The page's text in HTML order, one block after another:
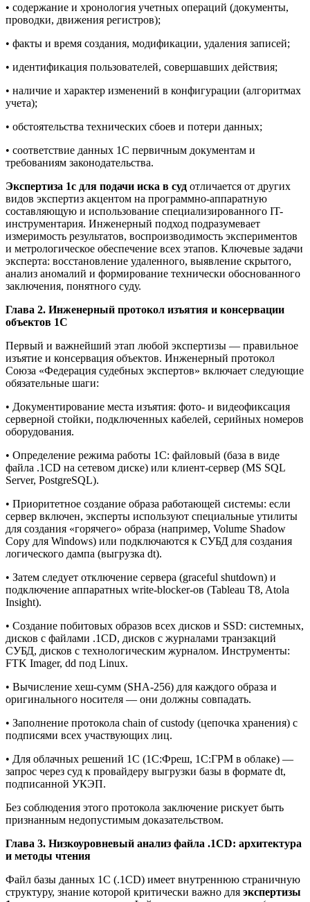
• содержание и хронология учетных операций (документы,
проводки, движения регистров);
• факты и время создания, модификации, удаления записей;
• идентификация пользователей, совершавших действия;
• наличие и характер изменений в конфигурации (алгоритмах
учета);
• обстоятельства технических сбоев и потери данных;
• соответствие данных 1С первичным документам и
требованиям законодательства.
Экспертиза 1с для подачи иска в суд отличается от других
видов экспертиз акцентом на программно-аппаратную
составляющую и использование специализированного IT-
инструментария. Инженерный подход подразумевает
измеримость результатов, воспроизводимость экспериментов
и метрологическое обеспечение всех этапов. Ключевые задачи
эксперта: восстановление удаленного, выявление скрытого,
анализ аномалий и формирование технически обоснованного
заключения, понятного суду.
Глава 2. Инженерный протокол изъятия и консервации
объектов 1С
Первый и важнейший этап любой экспертизы — правильное
изъятие и консервация объектов. Инженерный протокол
Союза «Федерация судебных экспертов» включает следующие
обязательные шаги:
• Документирование места изъятия: фото- и видеофиксация
серверной стойки, подключенных кабелей, серийных номеров
оборудования.
• Определение режима работы 1С: файловый (база в виде
файла .1CD на сетевом диске) или клиент-сервер (MS SQL
Server, PostgreSQL).
• Приоритетное создание образа работающей системы: если
сервер включен, эксперты используют специальные утилиты
для создания «горячего» образа (например, Volume Shadow
Copy для Windows) или подключаются к СУБД для создания
логического дампа (выгрузка dt).
• Затем следует отключение сервера (graceful shutdown) и
подключение аппаратных write-blocker-ов (Tableau T8, Atola
Insight).
• Создание побитовых образов всех дисков и SSD: системных,
дисков с файлами .1CD, дисков с журналами транзакций
СУБД, дисков с технологическим журналом. Инструменты:
FTK Imager, dd под Linux.
• Вычисление хеш-сумм (SHA-256) для каждого образа и
оригинального носителя — они должны совпадать.
• Заполнение протокола chain of custody (цепочка хранения) с
подписями всех участвующих лиц.
• Для облачных решений 1С (1С:Фреш, 1С:ГРМ в облаке) —
запрос через суд к провайдеру выгрузки базы в формате dt,
подписанной УКЭП.
Без соблюдения этого протокола заключение рискует быть
признанным недопустимым доказательством.
Глава 3. Низкоуровневый анализ файла .1CD: архитектура
и методы чтения
Файл базы данных 1С (.1CD) имеет внутреннюю страничную
структуру, знание которой критически важно для экспертизы